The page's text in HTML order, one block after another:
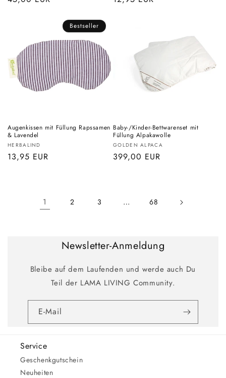
Bestseller
Augenkissen mit Füllung Rapssamen
& Lavendel
Anbieter:
HERBALIND
Normaler
13,95 EUR
Baby-/Kinder-Bettwarenset mit
Füllung Alpakawolle
Anbieter:
GOLDEN ALPACA
Normaler
399,00 EUR
1 2 3 … 68
Newsletter-Anmeldung
Bleibe auf dem Laufenden und werde auch Du
Teil der LAMA LIVING Community.
E-Mail
Service
Geschenkgutschein
Neuheiten